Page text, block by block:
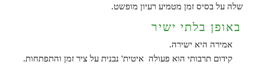
שלה על בסיס זמן מטמיע רעיון מופשט.
באופן בלתי ישיר
אמירה היא ישירה.
קידום תרבותי הוא פעולה איטית' נבנית על ציר זמן והתפתחות.